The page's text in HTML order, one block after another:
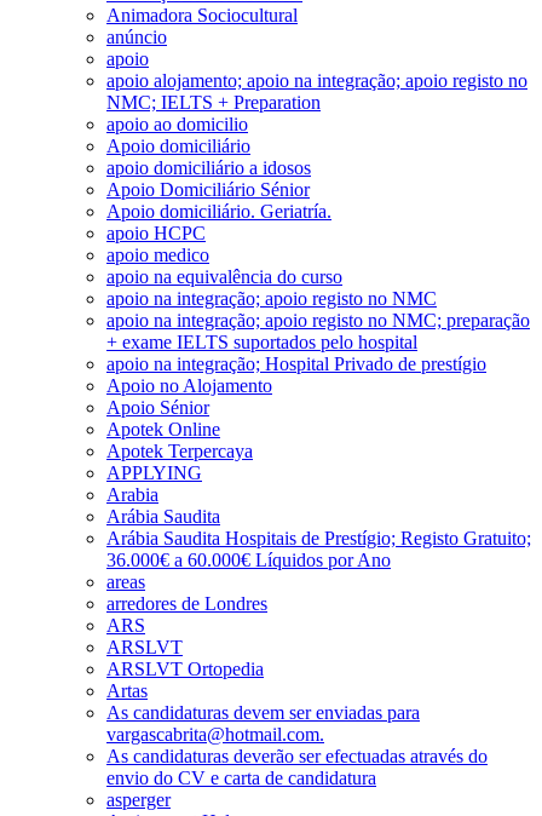
Animadora Sociocultural
anúncio
apoio
apoio alojamento; apoio na integração; apoio registo no
NMC; IELTS + Preparation
apoio ao domicilio
Apoio domiciliário
apoio domiciliário a idosos
Apoio Domiciliário Sénior
Apoio domiciliário. Geriatría.
apoio HCPC
apoio medico
apoio na equivalência do curso
apoio na integração; apoio registo no NMC
apoio na integração; apoio registo no NMC; preparação
+ exame IELTS suportados pelo hospital
apoio na integração; Hospital Privado de prestígio
Apoio no Alojamento
Apoio Sénior
Apotek Online
Apotek Terpercaya
APPLYING
Arabia
Arábia Saudita
Arábia Saudita Hospitais de Prestígio; Registo Gratuito;
36.000€ a 60.000€ Líquidos por Ano
areas
arredores de Londres
ARS
ARSLVT
ARSLVT Ortopedia
Artas
As candidaturas devem ser enviadas para
vargascabrita@hotmail.com.
As candidaturas deverão ser efectuadas através do
envio do CV e carta de candidatura
asperger